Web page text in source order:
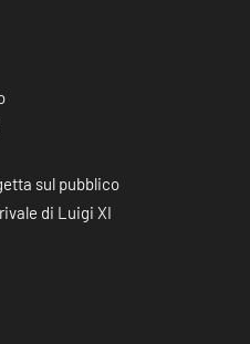
sul pubblico
di Luigi XI